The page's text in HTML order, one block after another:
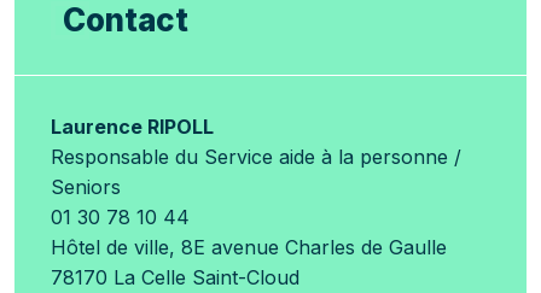
Contact
Laurence RIPOLL
Responsable du Service aide à la personne /
Seniors
01 30 78 10 44
Hôtel de ville, 8E avenue Charles de Gaulle
78170 La Celle Saint-Cloud